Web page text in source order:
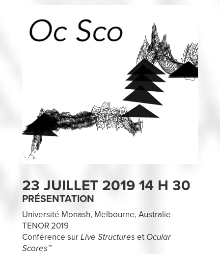
23 JUILLET 2019 14 H 30
PRÉSENTATION
Université Monash, Melbourne, Australie
TENOR 2019
Conférence surLive Structureset Ocular
Scores™